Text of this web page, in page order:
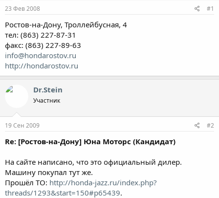
е
м
ы
ч
а
л
а
23 Фев 2008 #1
Ростов-на-Дону, Троллейбусная, 4
тел: (863) 227-87-31
факс: (863) 227-89-63
info@hondarostov.ru
http://hondarostov.ru
Dr.Stein
Участник
19 Сен 2009 #2
Re: [Ростов-на-Дону] Юна Моторс (Кандидат)
На сайте написано, что это официальный дилер.
Машину покупал тут же.
Прошёл ТО: http://honda-jazz.ru/index.php?
threads/1293&start=150#p65439.